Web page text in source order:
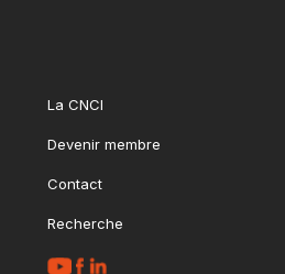
La CNCI
Devenir membre
Contact
Recherche